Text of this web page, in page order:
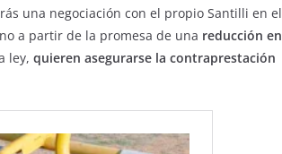
una negociación con el propio Santilli en el
a partir de la promesa de una reducción en
ley, quieren asegurarse la contraprestación